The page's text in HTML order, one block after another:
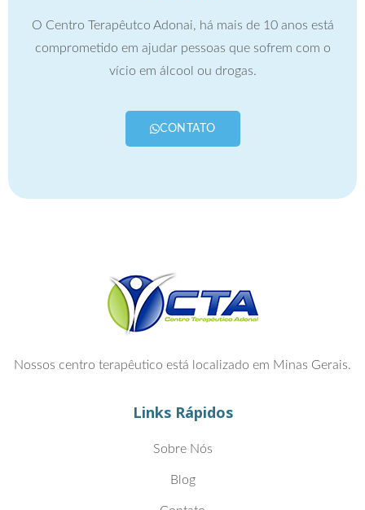
O Centro Terapêutco Adonai, há mais de 10 anos está
comprometido em ajudar pessoas que sofrem com o
vício em álcool ou drogas.
CONTATO
Nossos centro terapêutico está localizado em Minas Gerais.
Links Rápidos
Sobre Nós
Blog